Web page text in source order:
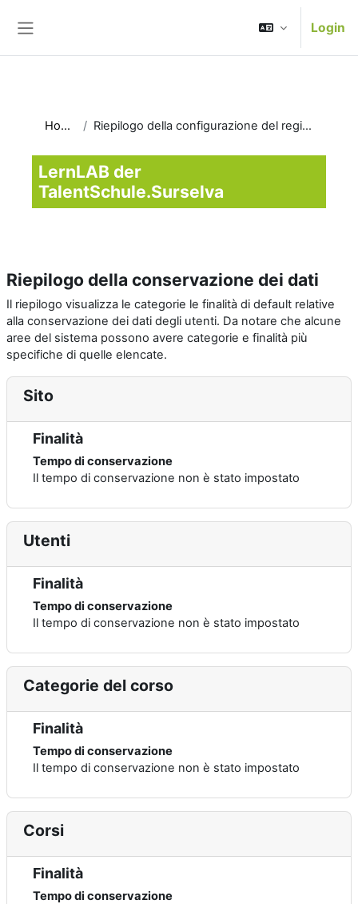
Login
Home Riepilogo della configurazione del registro
LernLAB der
TalentSchule.Surselva
Riepilogo della conservazione dei dati
Il riepilogo visualizza le categorie le finalità di default relative
alla conservazione dei dati degli utenti. Da notare che alcune
aree del sistema possono avere categorie e finalità più
specifiche di quelle elencate.
Sito
Finalità
Tempo di conservazione
Il tempo di conservazione non è stato impostato
Utenti
Finalità
Tempo di conservazione
Il tempo di conservazione non è stato impostato
Categorie del corso
Finalità
Tempo di conservazione
Il tempo di conservazione non è stato impostato
Corsi
Finalità
Tempo di conservazione